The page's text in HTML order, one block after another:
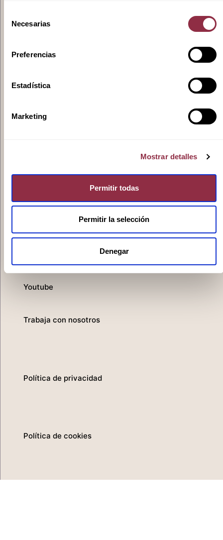
Necesarias
Preferencias
Estadística
Marketing
Mostrar detalles
Permitir todas
Permitir la selección
Denegar
Contacto
Pódcast
Ivoox
Youtube
Trabaja con nosotros
Política de privacidad
Política de cookies